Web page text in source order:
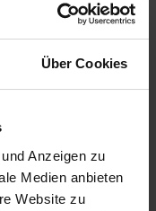
Über Cookies
Anzeigen zu
Medien anbieten
Website zu
the product is